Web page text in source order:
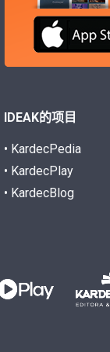
IDEAK的项目
• KardecPedia
• KardecPlay
• KardecBlog